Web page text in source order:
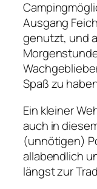
Ausgang
genutzt, und
Spaß zu
Ein kleiner
auch in
(unnötigen)
allabendlich
längst zur